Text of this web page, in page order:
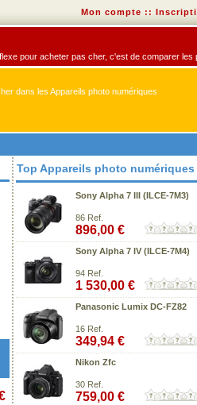
Mon compte ::
pour acheter pas cher, c'est de comparer les
dans les Appareils photo numériques
Top Appareils photo numériques
Sony Alpha 7 III (ILCE-7M3)
86 Ref.
896,00 €
Sony Alpha 7 IV (ILCE-7M4)
94 Ref.
1 530,00 €
Panasonic Lumix DC-FZ82
16 Ref.
349,94 €
Nikon Zfc
30 Ref.
759,00 €